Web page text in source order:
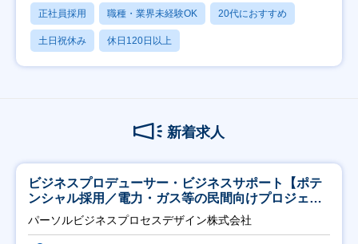
正社員採用 職種・業界未経験OK 20代におすすめ
土日祝休み 休日120日以上
新着求人
ビジネスプロデューサー・ビジネスサポート【ポテ
ンシャル採用／電力・ガス等の民間向けプロジェク
ト推進】
パーソルビジネスプロセスデザイン株式会社